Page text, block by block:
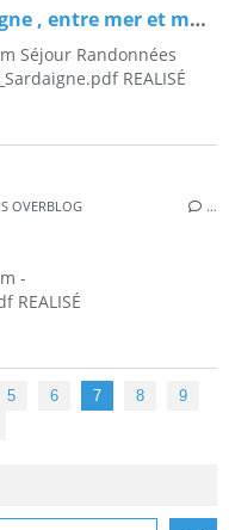
séjour de randonnée en Sardaigne , entre mer et montagne
Séjour Randonnées
REALISÉ
OVERBLOG …
-
REALISÉ
5 6 7 8
9